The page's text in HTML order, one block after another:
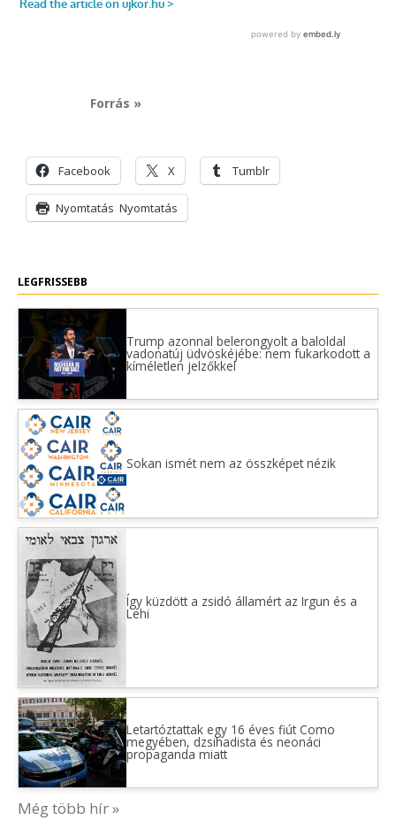
Forrás »
Facebook X Tumblr
Nyomtatás Nyomtatás
LEGFRISSEBB
Trump azonnal belerongyolt a baloldal
vadonatúj üdvöskéjébe: nem fukarkodott a
kíméletlen jelzőkkel
Sokan ismét nem az összképet nézik
Így küzdött a zsidó államért az Irgun és a
Lehi
Letartóztattak egy 16 éves fiút Como
megyében, dzsihadista és neonáci
propaganda miatt
Még több hír »